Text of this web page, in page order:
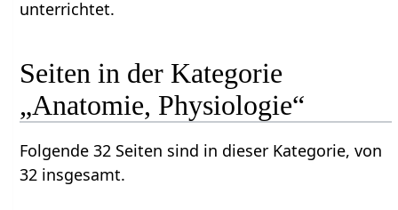
unterrichtet.
Seiten in der Kategorie
„Anatomie, Physiologie“
Folgende 32 Seiten sind in dieser Kategorie, von
32 insgesamt.